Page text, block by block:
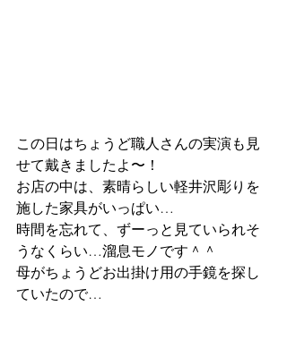
この日はちょうど職人さんの実演も見
せて戴きましたよ〜！
お店の中は、素晴らしい軽井沢彫りを
施した家具がいっぱい…
時間を忘れて、ずーっと見ていられそ
うなくらい…溜息モノです＾＾
母がちょうどお出掛け用の手鏡を探し
ていたので…